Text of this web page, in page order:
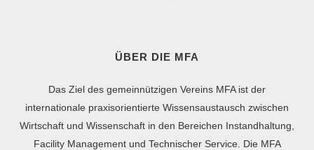
ÜBER DIE MFA
Das Ziel des gemeinnützigen Vereins MFA ist der
internationale praxisorientierte Wissensaustausch zwischen
Wirtschaft und Wissenschaft in den Bereichen Instandhaltung,
Facility Management und Technischer Service. Die MFA